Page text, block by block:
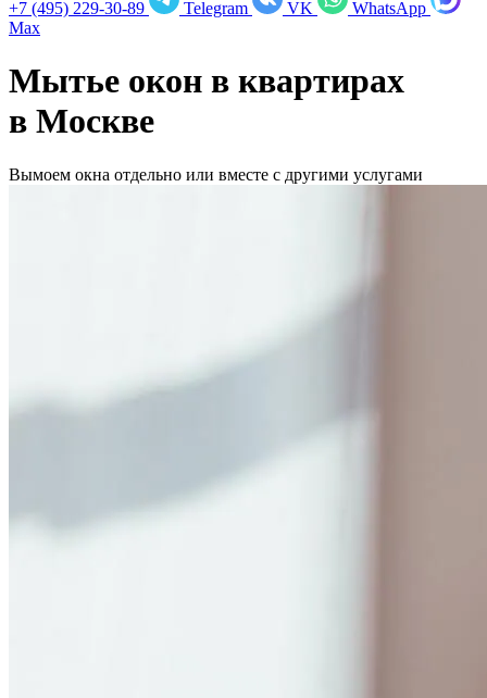
+7 (495) 229-30-89 Telegram VK
WhatsApp
Max
Мытье окон в квартирах
в Москве
Вымоем окна отдельно или вместе с другими услугами